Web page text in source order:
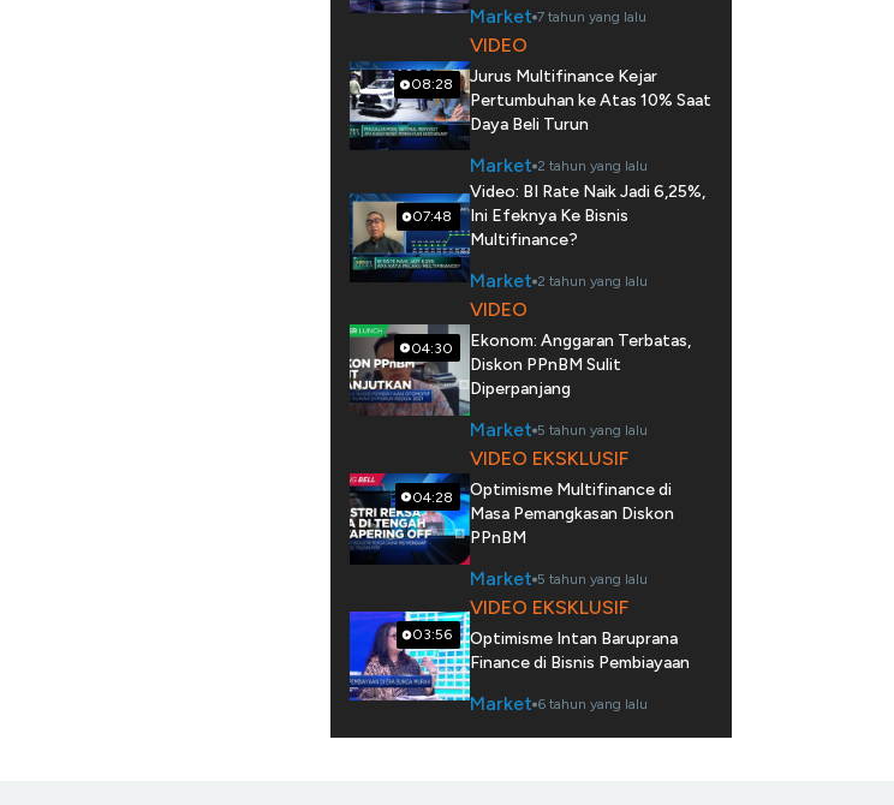
Market 7 tahun yang lalu
08:28
VIDEO
Jurus Multifinance Kejar
Pertumbuhan ke Atas 10% Saat
Daya Beli Turun
Market 2 tahun yang lalu
07:48
Video: BI Rate Naik Jadi 6,25%,
Ini Efeknya Ke Bisnis
Multifinance?
Market 2 tahun yang lalu
04:30
VIDEO
Ekonom: Anggaran Terbatas,
Diskon PPnBM Sulit
Diperpanjang
Market 5 tahun yang lalu
04:28
VIDEO EKSKLUSIF
Optimisme Multifinance di
Masa Pemangkasan Diskon
PPnBM
Market 5 tahun yang lalu
03:56
VIDEO EKSKLUSIF
Optimisme Intan Baruprana
Finance di Bisnis Pembiayaan
Market 6 tahun yang lalu